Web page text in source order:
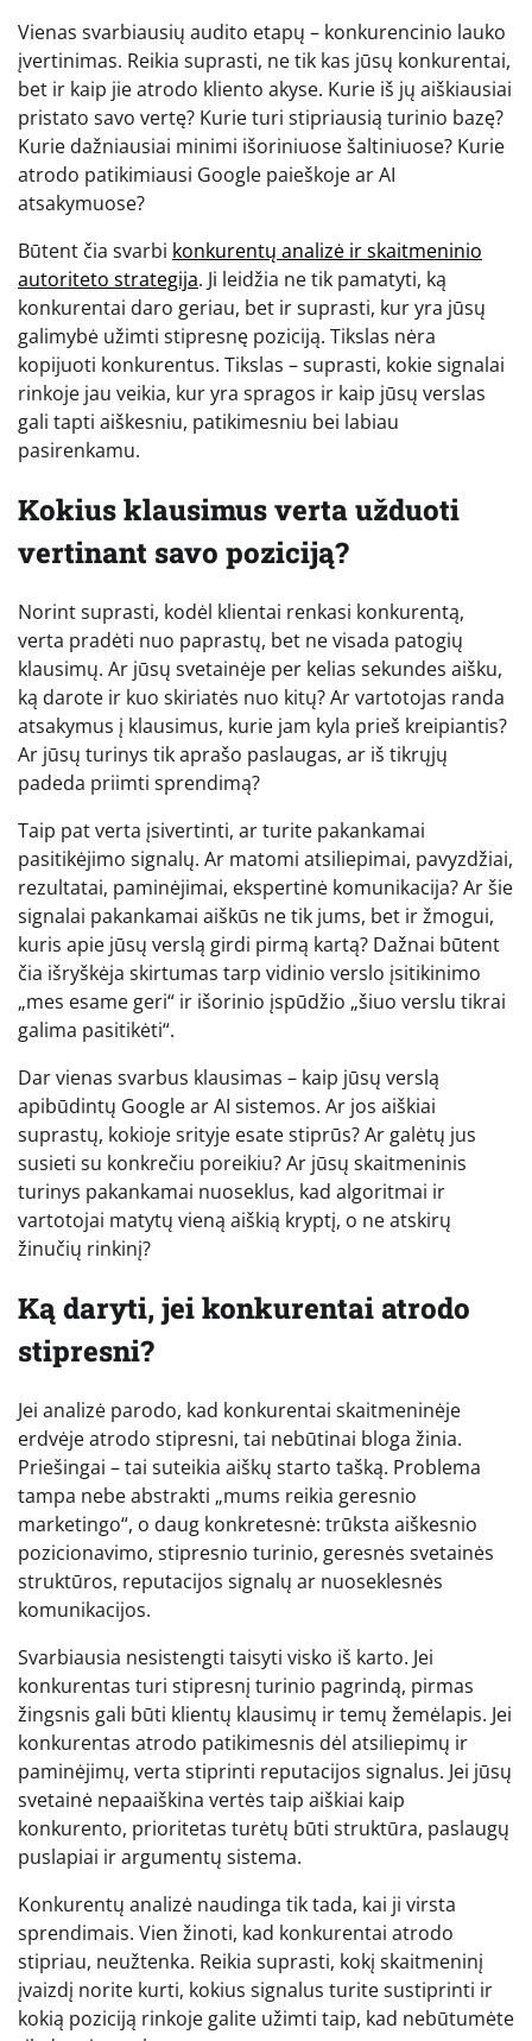
Vienas svarbiausių audito etapų – konkurencinio lauko
įvertinimas. Reikia suprasti, ne tik kas jūsų konkurentai,
bet ir kaip jie atrodo kliento akyse. Kurie iš jų aiškiausiai
pristato savo vertę? Kurie turi stipriausią turinio bazę?
Kurie dažniausiai minimi išoriniuose šaltiniuose? Kurie
atrodo patikimiausi Google paieškoje ar AI
atsakymuose?
Būtent čia svarbi konkurentų analizė ir skaitmeninio
autoriteto strategija. Ji leidžia ne tik pamatyti, ką
konkurentai daro geriau, bet ir suprasti, kur yra jūsų
galimybė užimti stipresnę poziciją. Tikslas nėra
kopijuoti konkurentus. Tikslas – suprasti, kokie signalai
rinkoje jau veikia, kur yra spragos ir kaip jūsų verslas
gali tapti aiškesniu, patikimesniu bei labiau
pasirenkamu.
Kokius klausimus verta užduoti
vertinant savo poziciją?
Norint suprasti, kodėl klientai renkasi konkurentą,
verta pradėti nuo paprastų, bet ne visada patogių
klausimų. Ar jūsų svetainėje per kelias sekundes aišku,
ką darote ir kuo skiriatės nuo kitų? Ar vartotojas randa
atsakymus į klausimus, kurie jam kyla prieš kreipiantis?
Ar jūsų turinys tik aprašo paslaugas, ar iš tikrųjų
padeda priimti sprendimą?
Taip pat verta įsivertinti, ar turite pakankamai
pasitikėjimo signalų. Ar matomi atsiliepimai, pavyzdžiai,
rezultatai, paminėjimai, ekspertinė komunikacija? Ar šie
signalai pakankamai aiškūs ne tik jums, bet ir žmogui,
kuris apie jūsų verslą girdi pirmą kartą? Dažnai būtent
čia išryškėja skirtumas tarp vidinio verslo įsitikinimo
„mes esame geri“ ir išorinio įspūdžio „šiuo verslu tikrai
galima pasitikėti“.
Dar vienas svarbus klausimas – kaip jūsų verslą
apibūdintų Google ar AI sistemos. Ar jos aiškiai
suprastų, kokioje srityje esate stiprūs? Ar galėtų jus
susieti su konkrečiu poreikiu? Ar jūsų skaitmeninis
turinys pakankamai nuoseklus, kad algoritmai ir
vartotojai matytų vieną aiškią kryptį, o ne atskirų
žinučių rinkinį?
Ką daryti, jei konkurentai atrodo
stipresni?
Jei analizė parodo, kad konkurentai skaitmeninėje
erdvėje atrodo stipresni, tai nebūtinai bloga žinia.
Priešingai – tai suteikia aiškų starto tašką. Problema
tampa nebe abstrakti „mums reikia geresnio
marketingo“, o daug konkretesnė: trūksta aiškesnio
pozicionavimo, stipresnio turinio, geresnės svetainės
struktūros, reputacijos signalų ar nuoseklesnės
komunikacijos.
Svarbiausia nesistengti taisyti visko iš karto. Jei
konkurentas turi stipresnį turinio pagrindą, pirmas
žingsnis gali būti klientų klausimų ir temų žemėlapis. Jei
konkurentas atrodo patikimesnis dėl atsiliepimų ir
paminėjimų, verta stiprinti reputacijos signalus. Jei jūsų
svetainė nepaaiškina vertės taip aiškiai kaip
konkurento, prioritetas turėtų būti struktūra, paslaugų
puslapiai ir argumentų sistema.
Konkurentų analizė naudinga tik tada, kai ji virsta
sprendimais. Vien žinoti, kad konkurentai atrodo
stipriau, neužtenka. Reikia suprasti, kokį skaitmeninį
įvaizdį norite kurti, kokius signalus turite sustiprinti ir
kokią poziciją rinkoje galite užimti taip, kad nebūtumėte